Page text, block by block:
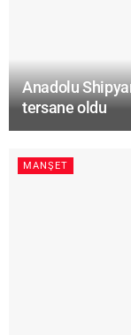
Anadolu
tersane oldu
MANŞET